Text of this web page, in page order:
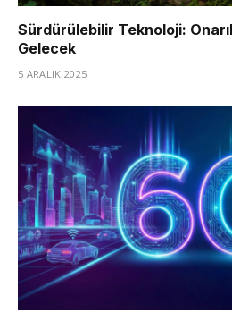
Sürdürülebilir Teknoloji:
Gelecek
5 ARALIK 2025